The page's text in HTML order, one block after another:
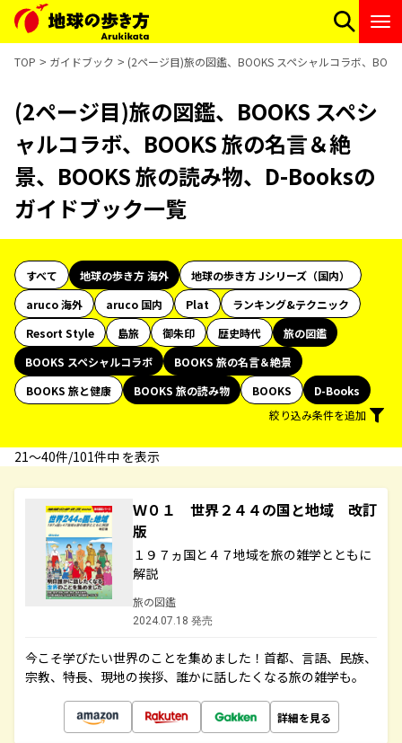
TOP ガイドブック (2ページ目)旅の図鑑、BOOKS スペシャルコラボ、
(2ページ目)旅の図鑑、BOOKS スペシ
ャルコラボ、BOOKS 旅の名言＆絶
景、BOOKS 旅の読み物、D-Booksの
ガイドブック一覧
すべて 地球の歩き方 海外
地球の歩き方 Jシリーズ（国内）
aruco 海外
aruco 国内 Plat
ランキング&テクニック
Resort Style
島旅 御朱印 歴史時代
旅の図鑑
BOOKS スペシャルコラボ
BOOKS 旅の名言＆絶景
BOOKS 旅と健康
BOOKS 旅の読み物 BOOKS
D-Books
絞り込み条件を追加
21〜40件/101件中 を表示
Ｗ０１ 世界２４４の国と地域 改訂
版
１９７ヵ国と４７地域を旅の雑学とともに
解説
旅の図鑑
2024.07.18 発売
今こそ学びたい世界のことを集めました！首都、言語、民族、
宗教、特長、現地の挨拶、誰かに話したくなる旅の雑学も。
詳細を見る